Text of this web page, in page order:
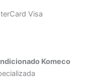
Visa
Komeco